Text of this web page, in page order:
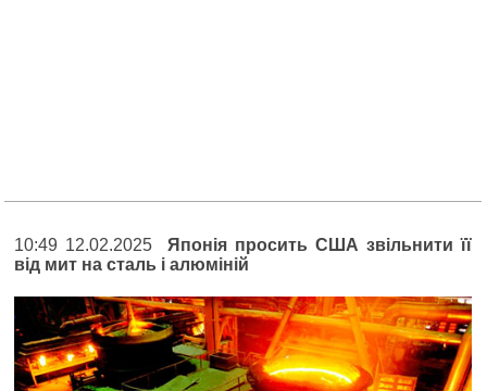
10:49 12.02.2025 Японія просить США звільнити її
від мит на сталь і алюміній